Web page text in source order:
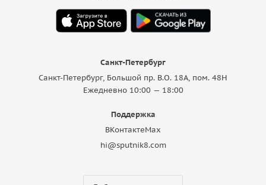
Санкт-Петербург
Санкт-Петербург, Большой пр. В.О. 18A, пом. 48Н
Ежедневно 10:00 — 18:00
Поддержка
ВКонтактеMax
hi@sputnik8.com